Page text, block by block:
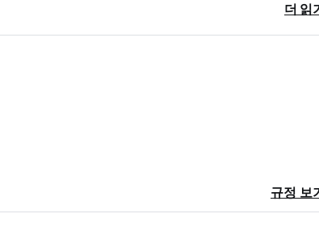
하셔야 하는 경우, 준비를 위해 미리 연락주시고, 현관문
더 읽
규정 보